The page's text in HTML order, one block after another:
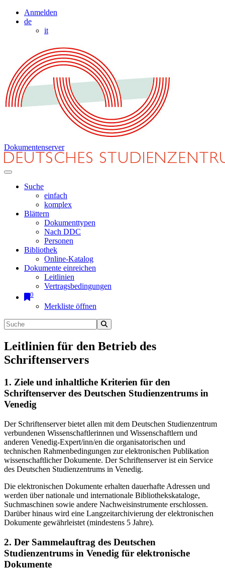
Anmelden
de
it
Dokumentenserver
Suche
einfach
komplex
Blättern
Dokumenttypen
Nach DDC
Personen
Bibliothek
Online-Katalog
Dokumente einreichen
Leitlinien
Vertragsbedingungen
0
Merkliste öffnen
Leitlinien für den Betrieb des
Schriftenservers
1. Ziele und inhaltliche Kriterien für den
Schriftenserver des Deutschen Studienzentrums in
Venedig
Der Schriftenserver bietet allen mit dem Deutschen Studienzentrum
verbundenen Wissenschaftlerinnen und Wissenschaftlern und
anderen Venedig-Expert/inn/en die organisatorischen und
technischen Rahmenbedingungen zur elektronischen Publikation
wissenschaftlicher Dokumente. Der Schriftenserver ist ein Service
des Deutschen Studienzentrums in Venedig.
Die elektronischen Dokumente erhalten dauerhafte Adressen und
werden über nationale und internationale Bibliothekskataloge,
Suchmaschinen sowie andere Nachweisinstrumente erschlossen.
Darüber hinaus wird eine Langzeitarchivierung der elektronischen
Dokumente gewährleistet (mindestens 5 Jahre).
2. Der Sammelauftrag des Deutschen
Studienzentrums in Venedig für elektronische
Dokumente